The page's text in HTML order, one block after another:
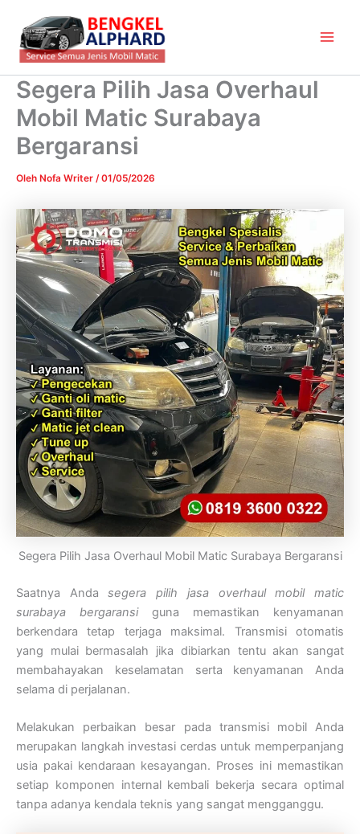
konten
Segera Pilih Jasa Overhaul
Mobil Matic Surabaya
Bergaransi
Oleh Nofa Writer /01/05/2026
Segera Pilih Jasa Overhaul Mobil Matic Surabaya Bergaransi
Saatnya Andasegera pilih jasa overhaul mobil matic
surabaya bergaransiguna memastikan kenyamanan
berkendara tetap terjaga maksimal. Transmisi otomatis
yang mulai bermasalah jika dibiarkan tentu akan sangat
membahayakan keselamatan serta kenyamanan Anda
selama di perjalanan.
Melakukan perbaikan besar pada transmisi mobil Anda
merupakan langkah investasi cerdas untuk memperpanjang
usia pakai kendaraan kesayangan. Proses ini memastikan
setiap komponen internal kembali bekerja secara optimal
tanpa adanya kendala teknis yang sangat mengganggu.